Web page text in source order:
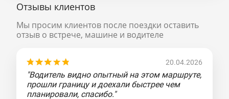
Отзывы клиентов
Мы просим клиентов после поездки оставить
отзыв о встрече, машине и водителе
20.04.2026
"Водитель видно опытный на этом маршруте,
прошли границу и доехали быстрее чем
планировали, спасибо."